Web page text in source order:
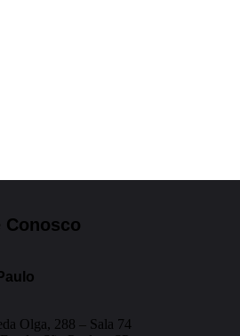
Conosco
Olga, 288 – Sala 74